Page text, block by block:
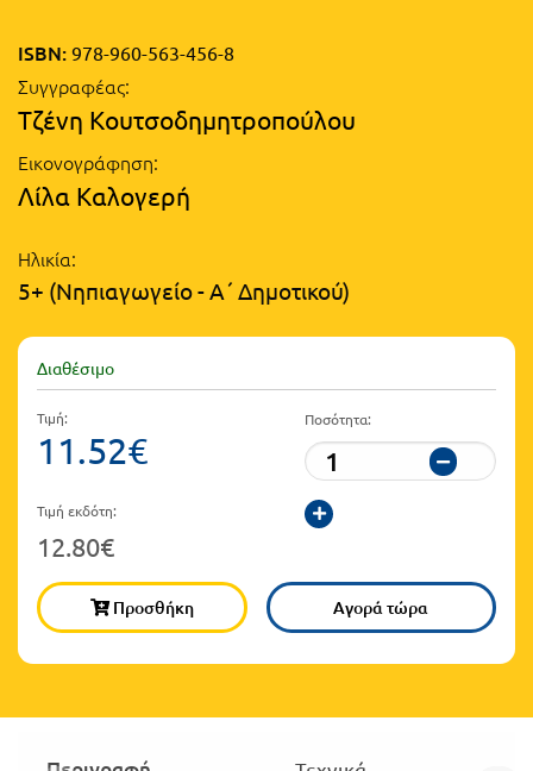
Θεματικά
Ημερολόγια
Βιβλία
Εκπαιδευτικών
Δραστηριοτήτων
STE(A)M
Διά Βίου
Βιβλιοθήκη
εκπαιδευτικού
Μαθητικοί
Διαγωνισμοί
Β΄
Τάξη
Γ΄
Τάξη
Α΄
Τάξη
Β΄
Τάξη
Τάξη
όλο
ISBN: 978-960-563-456-8
Συγγραφέας:
Τζένη Κουτσοδημητροπούλου
Εικονογράφηση:
Λίλα Καλογερή
Ηλικία:
5+ (Νηπιαγωγείο - Α΄ Δημοτικού)
Διαθέσιμο
Τιμή:
11.52€
Τιμή εκδότη:
12.80€
Ποσότητα:
Προσθήκη Αγορά τώρα